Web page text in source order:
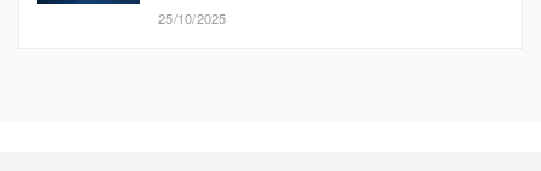
25/10/2025